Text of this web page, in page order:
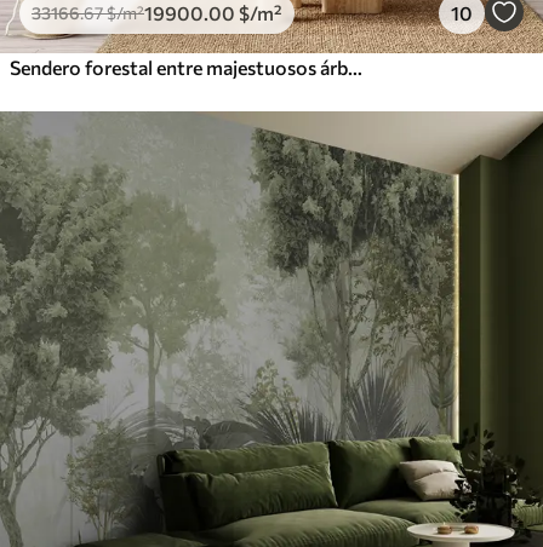
33166.67$/m²19900.00 $/m² 10
Sendero forestal entre majestuosos árboles en estilo acuarela